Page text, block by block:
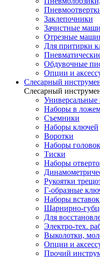
Заклепочники
Зачистные
Отрезные
Для притирки
Обдувочные
Опции и
Слесарный
Слесарный
Универсальные
Наборы в
Съемники
Наборы ключей
Воротки
Наборы головок
Тиски
Наборы
Рукоятки
Г-образные
Наборы
Шарнирно-
Для
Электро-тех.
Выколотки,
Опции и
Прочий